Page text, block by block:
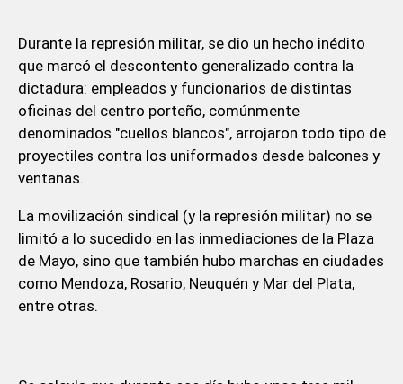
Durante la represión militar, se dio un hecho inédito
que marcó el descontento generalizado contra la
dictadura: empleados y funcionarios de distintas
oficinas del centro porteño, comúnmente
denominados "cuellos blancos", arrojaron todo tipo de
proyectiles contra los uniformados desde balcones y
ventanas.
La movilización sindical (y la represión militar) no se
limitó a lo sucedido en las inmediaciones de la Plaza
de Mayo, sino que también hubo marchas en ciudades
como Mendoza, Rosario, Neuquén y Mar del Plata,
entre otras.